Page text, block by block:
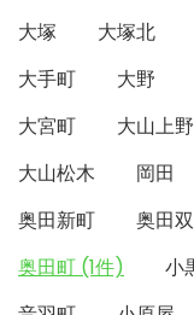
大塚
大塚北
大手町
大野
大宮町
大山上野
大山松木
岡田
奥田新町
奥田
奥田町 (1件)
小